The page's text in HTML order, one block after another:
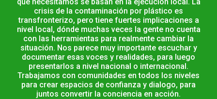
crisis de la contaminación por plástico es
transfronterizo, pero tiene fuertes implicaciones a
nivel local, dónde muchas veces la gente no cuenta
con las herramientas para realmente cambiar la
situación. Nos parece muy importante escuchar y
documentar esas voces y realidades, para luego
presentarlos a nivel nacional o internacional.
Trabajamos con comunidades en todos los niveles
para crear espacios de confianza y dialogo, para
juntos convertir la conciencia en acción.